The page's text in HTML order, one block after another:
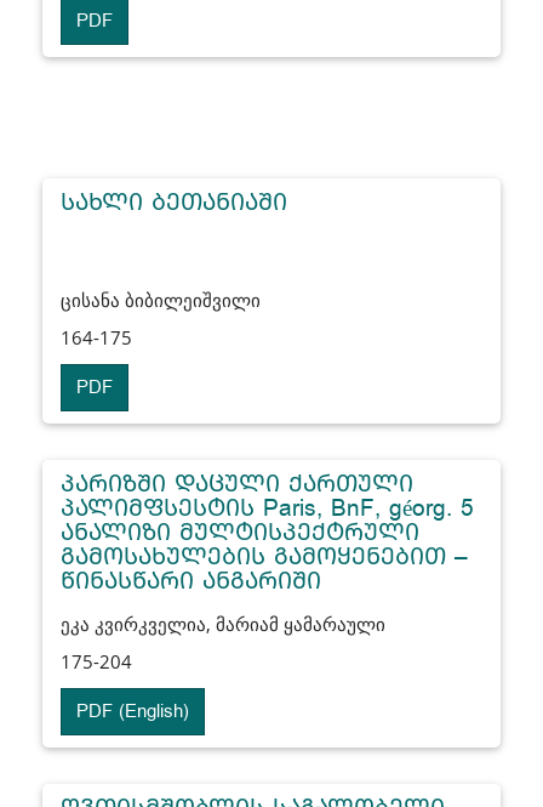
PDF
ᲡᲐᲮᲚᲘ ᲑᲔᲗᲐᲜᲘᲐᲨᲘ
ცისანა ბიბილეიშვილი
164-175
PDF
ᲞᲐᲠᲘᲖᲨᲘ ᲓᲐᲪᲣᲚᲘ ᲥᲐᲠᲗᲣᲚᲘ
ᲞᲐᲚᲘᲛᲤᲡᲔᲡᲢᲘᲡ Paris, BnF, géorg. 5
ᲐᲜᲐᲚᲘᲖᲘ ᲛᲣᲚᲢᲘᲡᲞᲔᲥᲢᲠᲣᲚᲘ
ᲒᲐᲛᲝᲡᲐᲮᲣᲚᲔᲑᲘᲡ ᲒᲐᲛᲝᲧᲔᲜᲔᲑᲘᲗ –
ᲬᲘᲜᲐᲡᲬᲐᲠᲘ ᲐᲜᲒᲐᲠᲘᲨᲘ
ეკა კვირკველია, მარიამ ყამარაული
175-204
PDF (English)